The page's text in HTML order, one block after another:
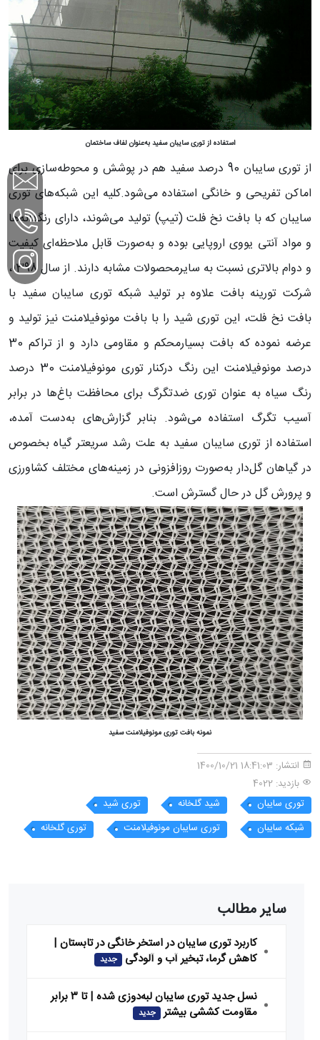
استفاده از توری سایبان سفید به‌عنوان لفاف ساختمان
از توری سایبان 90 درصد سفید هم در پوشش و محوطه‌سازی برای
اماکن تفریحی و خانگی استفاده می‌شود.کلیه این شبکه‌های توری
سایبان که با بافت نخ فلت (تیپ) تولید می‌شوند، دارای رنگدانه‌ها
و مواد آنتی یووی اروپایی بوده و به‌صورت قابل ملاحظه‌ای کیفیت
و دوام بالاتری نسبت به سایرمحصولات مشابه دارند. از سال 1398،
شرکت تورینه بافت علاوه بر تولید شبکه توری سایبان سفید با
بافت نخ فلت، این توری شید را با بافت مونوفیلامنت نیز تولید و
عرضه نموده که بافت بسیارمحکم و مقاومی دارد و از تراکم 30
درصد مونوفیلامنت این رنگ درکنار توری مونوفیلامنت 30 درصد
رنگ سیاه به عنوان توری ضدتگرگ برای محافظت باغ‌ها در برابر
آسیب تگرگ استفاده می‌شود. بنابر گزارش‌های به‌دست آمده،
استفاده از توری سایبان سفید به علت رشد سریعتر گیاه بخصوص
در گیاهان گل‌دار به‌صورت روزافزونی در زمینه‌‍‌های مختلف کشاورزی
و پرورش گل در حال گسترش است.
نمونه بافت توری مونوفیلامنت سفید
انتشار: 18:41:03 1400/10/21
بازدید: 4022
توری سایبان
شید گلخانه
توری شید
شبکه سایبان
توری سایبان مونوفیلامنت توری گلخانه
سایر مطالب
کاربرد توری سایبان در استخر خانگی در تابستان |
کاهش گرما، تبخیر آب و آلودگی
جدید
نسل جدید توری سایبان لبه‌دوزی شده | تا ۳ برابر
مقاومت کششی بیشتر جدید